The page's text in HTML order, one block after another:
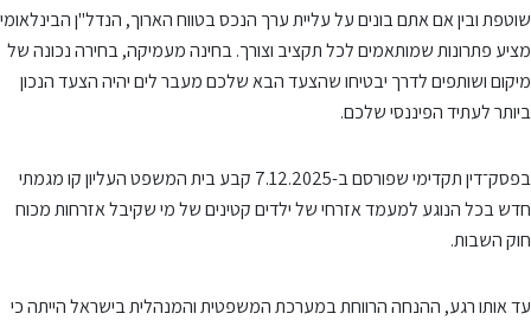
שוטפת ובין אם אתם בונים על עליית ערך הנכס בטווח הארוך, הנדל"ן הבינלאומי
מציע פתרונות שמותאמים לכל תקציב וצורך. בחינה מעמיקה, בחירה נכונה של
מיקום ושותפים לדרך יבטיחו שהצעד הבא שלכם מעבר לים יהיה הצעד הנכון
ביותר לעתיד הפיננסי שלכם.
בפסק־דין תקדימי שפורסם ב-7.12.2025 קבע בית המשפט העליון קו מגמתי
חדש בכל הנוגע למעמד אזרחי של ילדים קטינים של מי שקיבל אזרחות מכוח
חוק השבות.
עד אותו רגע, ההנחה הרווחת במערכת המשפטית והמנהלית בישראל הייתה כי